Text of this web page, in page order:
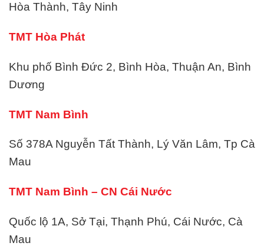
Hòa Thành, Tây Ninh
TMT Hòa Phát
Khu phố Bình Đức 2, Bình Hòa, Thuận An, Bình
Dương
TMT Nam Bình
Số 378A Nguyễn Tất Thành, Lý Văn Lâm, Tp Cà
Mau
TMT Nam Bình – CN Cái Nước
Quốc lộ 1A, Sở Tại, Thạnh Phú, Cái Nước, Cà
Mau